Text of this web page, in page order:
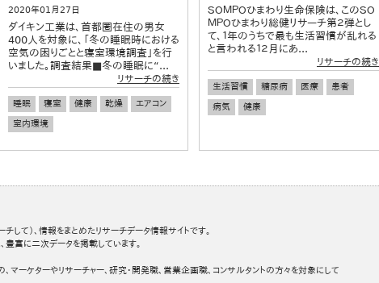
2020年01月27日
ダイキン工業は、首都圏在住の男女
400人を対象に、「冬の睡眠時における
空気の困りごとと寝室環境調査」を行
いました。調査結果■冬の睡眠に“...
リサーチの続き
睡眠 寝室 健康 乾燥
エアコン
室内環境
ＳＯＭＰＯひまわり生命保険は、このＳＯ
ＭＰＯひまわり総健リサーチ第２弾とし
て、１年のうちで最も生活習慣が乱れる
と言われる１２月にあ...
リサーチの続き
生活習慣 糖尿病 医療
患者
病気
健康
して）、情報をまとめたリサーチデータ情報サイトです。
富に二次データを掲載しています。
マーケターやリサーチャー、研究・開発職、営業企画職、コンサルタントの方々を対象にして